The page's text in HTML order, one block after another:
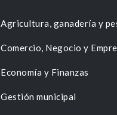
Agricultura, ganadería y
Comercio, Negocio y
Economía y Finanzas
Gestión municipal